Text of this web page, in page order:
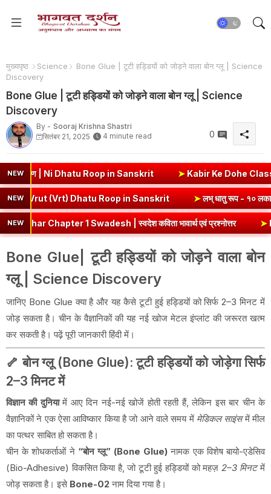
मुख्यपृष्ठ Science
Bone Glue | टूटी हड्डियों को जोड़ने वाला बोन ग्लू | Science
Discovery
Bone Glue | टूटी हड्डियों को जोड़ने वाला बोन ग्लू | Science
Discovery
By - Sooraj Krishna Shastri
सितंबर 21, 2025
4 minute read 0
NEW| Ni Dhatu Roop in Sanskrit ➤Kabir Ke Dohe Class 8 Hindi
NEW
अर्थ एवं व्याकरण | Vrut (Vrt) Dhatu Roop in Sanskrit ➤लभ् धातु
NEW 1 Swadesh | स्वदेश कविता भावार्थ एवं प्रश्नोत्तर ➤Badrinath
Bone Glue| टूटी हड्डियों को जोड़ने वाला बोन
ग्लू | Science Discovery
जानिए Bone Glue क्या है और यह कैसे टूटी हुई हड्डियों को सिर्फ 2–3 मिनट में
जोड़ सकता है। चीन के वैज्ञानिकों की यह नई खोज मेटल इंप्लांट की जरूरत खत्म
कर सकती है। पढ़ें पूरी जानकारी हिंदी में।
🦴 बोन ग्लू (Bone Glue): टूटी हड्डियों को जोड़ेगा सिर्फ
2–3 मिनट में
विज्ञान की दुनियामें आए दिन नई-नई खोजें होती रहती हैं, लेकिन इस बार चीन के
वैज्ञानिकों ने एक ऐसा आविष्कार किया है जो आने वाले समय में मेडिकल साइंसमें मील
का पत्थर साबित हो सकता है।
चीन के शोधकर्ताओं ने “बोन ग्लू” (Bone Glue) नामक एक विशेष बायो-एडेसिव
(Bio-Adhesive) विकसित किया है, जो टूटी हुई हड्डियों को महज़ 2–3 मिनटमें
जोड़ सकता है। इसे Bone-02नाम दिया गया है।